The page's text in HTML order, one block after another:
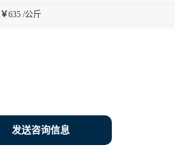
￥635 /公斤
发送咨询信息